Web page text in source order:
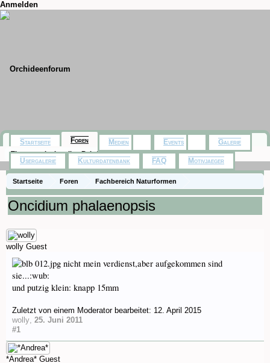
Anmelden
Startseite Foren
Fachbereich Naturformen
Subtribus Oncidiinae
Oncidium phalaenopsis
wolly Guest
nicht mein verdienst,aber aufgekommen sind
sie...:wub:
und putzig klein: knapp 15mm
Zuletzt von einem Moderator bearbeitet: 12. April 2015
wolly, 25. Juni 2011
#1
*Andrea* Guest
Startseite Foren
Themen mit aktuellen Beiträgen
Medien Events Galerie
Usergalerie Kulturdatenbank FAQ Motivjaeger